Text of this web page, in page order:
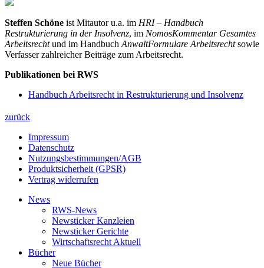
Steffen Schöne ist Mitautor u.a. im HRI – Handbuch
Restrukturierung in der Insolvenz, im NomosKommentar Gesamtes
Arbeitsrechtund im Handbuch AnwaltFormulare Arbeitsrechtsowie
Verfasser zahlreicher Beiträge zum Arbeitsrecht.
Publikationen bei RWS
Handbuch Arbeitsrecht in Restrukturierung und Insolvenz
zurück
Impressum
Datenschutz
Nutzungsbestimmungen/AGB
Produktsicherheit (GPSR)
Vertrag widerrufen
News
RWS-News
Newsticker Kanzleien
Newsticker Gerichte
Wirtschaftsrecht Aktuell
Bücher
Neue Bücher